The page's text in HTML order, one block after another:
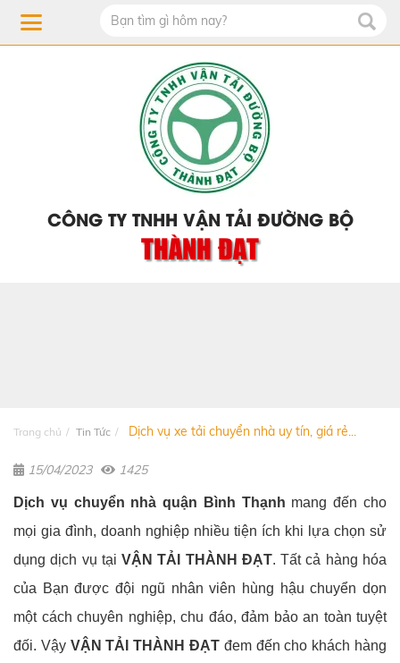
CÔNG TY TNHH VẬN TẢI ĐƯỜNG BỘ
THÀNH ĐẠT
Trang chủ Tin Tức Dịch vụ xe tải chuyển nhà uy tín, giá rẻ...
15/04/2023 1425
Dịch vụ chuyển nhà quận Bình Thạnh mang đến cho
mọi gia đình, doanh nghiệp nhiều tiện ích khi lựa chọn sử
dụng dịch vụ tạiVẬN TẢI THÀNH ĐẠT. Tất cả hàng hóa
của Bạn được đội ngũ nhân viên hùng hậu chuyển dọn
một cách chuyên nghiệp, chu đáo, đảm bảo an toàn tuyệt
đối. Vậy VẬN TẢI THÀNH ĐẠT đem đến cho khách hàng